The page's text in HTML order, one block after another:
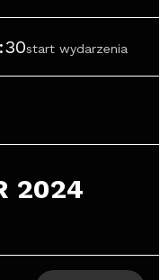
start wydarzenia
2024